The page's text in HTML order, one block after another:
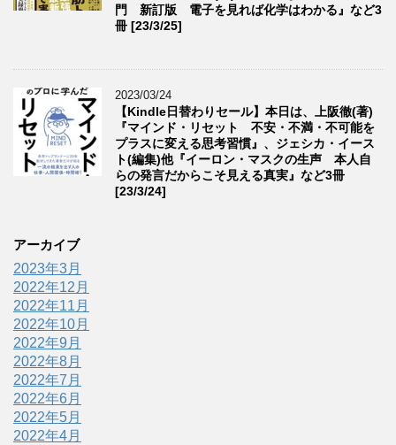
門 新訂版 電子を見れば化学はわかる』など3
冊 [23/3/25]
2023/03/24
【Kindle日替わりセール】本日は、上阪徹(著)
『マインド・リセット 不安・不満・不可能を
プラスに変える思考習慣』、ジェシカ・イース
ト(編集)他『イーロン・マスクの生声 本人自
らの発言だからこそ見える真実』など3冊
[23/3/24]
アーカイブ
2023年3月
2022年12月
2022年11月
2022年10月
2022年9月
2022年8月
2022年7月
2022年6月
2022年5月
2022年4月